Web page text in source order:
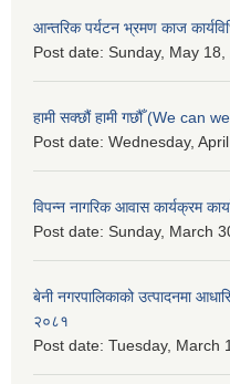
आन्तरिक पर्यटन भ्रमण काज
Post date: Sunday, May
हामी सक्छौं हामी गछौँ (We can
Post date: Wednesday,
विपन्न नागरिक आवास कार्यक्रम
Post date: Sunday, March
बेनी नगरपालिकाको उत्पादनमा
२०८१
Post date: Tuesday, March